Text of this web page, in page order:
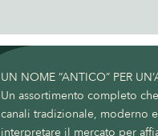
UN NOME “ANTICO” PER
Un assortimento completo
canali tradizionale, moderno
interpretare il mercato per